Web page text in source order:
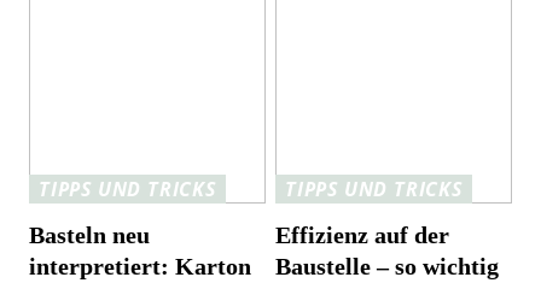
TIPPS UND TRICKS
Basteln neu
interpretiert: Karton
TIPPS UND TRICKS
Effizienz auf der
Baustelle – so wichtig